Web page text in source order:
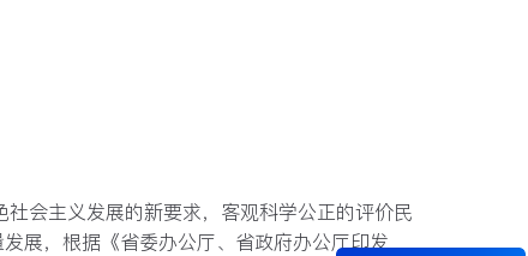
会主义发展的新要求，客观科学公正的评价⺠
展，根据《省委办公厅、省政府办公厅印发